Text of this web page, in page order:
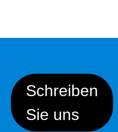
Schreiben
Sie uns